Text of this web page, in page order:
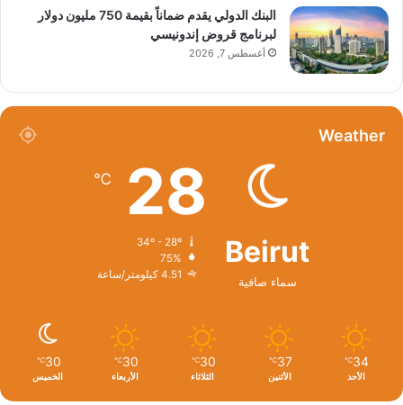
البنك الدولي يقدم ضماناً بقيمة 750 مليون دولار
لبرنامج قروض إندونيسي
أغسطس 7, 2026
Weather
Beirut
سماء صافية
28
℃
75%
4.51 كيلومتر/ساعة
34
℃
الأحد
37
℃
الأثنين
30
℃
الثلاثاء
30
℃
الأربعاء
30
℃
الخميس